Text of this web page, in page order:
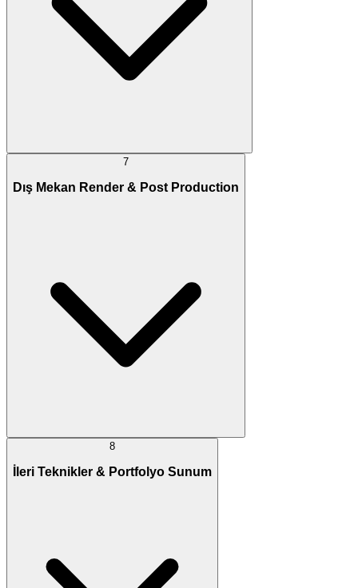
7
Dış Mekan Render & Post Production
8
İleri Teknikler & Portfolyo Sunum